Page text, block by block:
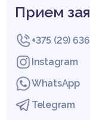
Прием
+375 (29)
Instagram
WhatsApp
Telegram